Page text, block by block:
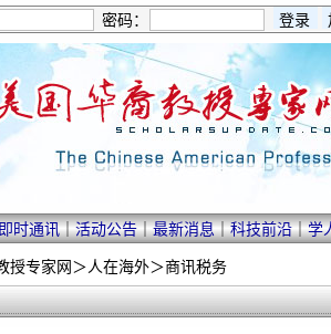
密码：
时通讯｜活动公告｜最新消息｜科技前沿｜学
授专家网＞人在海外＞商讯税务